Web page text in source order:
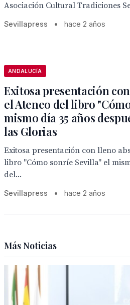
Asociación Cultural Tradiciones
Sevillapress • hace 2 años
ANDALUCÍA
Exitosa presentación
el Ateneo del libro
mismo día 35 años
las Glorias
Exitosa presentación con lleno
libro "Cómo sonríe Sevilla" el
del...
Sevillapress • hace 2 años
Más Noticias